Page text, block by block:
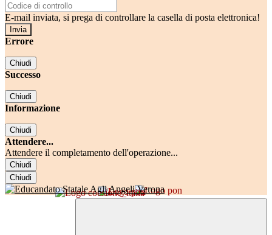
E-mail inviata, si prega di controllare la casella di posta elettronica!
Errore
Chiudi
Successo
Chiudi
Informazione
Chiudi
Attendere...
Attendere il completamento dell'operazione...
Chiudi
Chiudi